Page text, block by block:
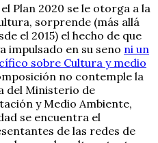
Plan 2020 se le otorga a la
sorprende (más allá
el 2015) el hecho de que
impulsado en su seno ni un
sobre Cultura y medio
no contemple la
del Ministerio de
y Medio Ambiente,
se encuentra el
de las redes de